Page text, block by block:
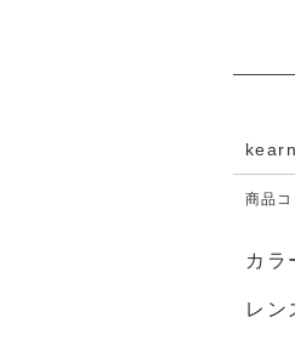
商品
カラ
レン